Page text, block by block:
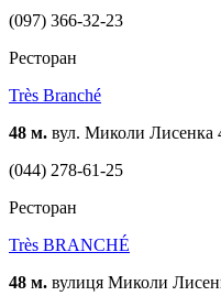
(097) 366-32-23
Ресторан
Très Branché
48 м. вул. Миколи Лисенка
(044) 278-61-25
Ресторан
Très BRANCHÉ
48 м. вулиця Миколи